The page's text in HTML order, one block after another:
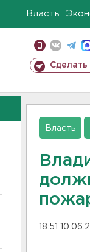
Власть
Сделать
Власть
18:51